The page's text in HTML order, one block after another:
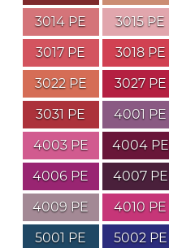
3014 PE
3015 PE
3017 PE
3018 PE
3022 PE
3027 PE
3031 PE
4001 PE
4003 PE
4004 PE
4006 PE
4007 PE
4009 PE
4010 PE
5001 PE
5002 PE